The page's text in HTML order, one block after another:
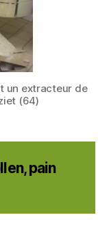
un extracteur de
(64)
pain